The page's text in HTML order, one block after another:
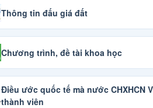
Thông tin đấu giá đất
Chương trình, đề tài khoa học
Điều ước quốc tế mà nước CHXHCN
thành viên